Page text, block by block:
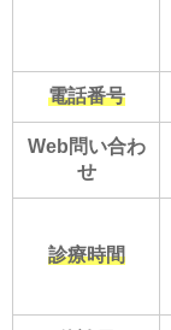
電話番号
Web問い合わ
せ
診療時間